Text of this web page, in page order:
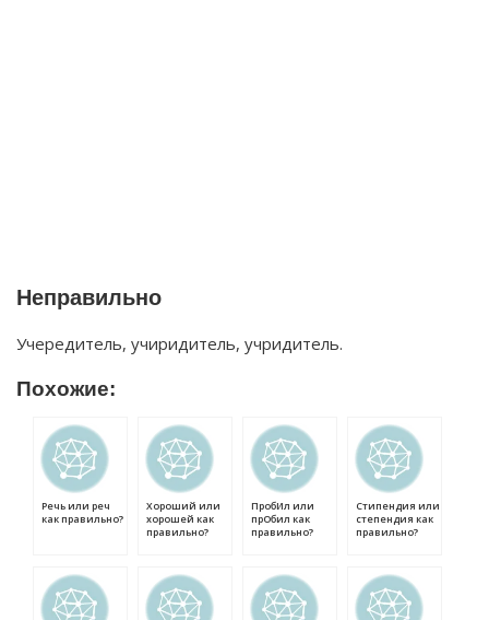
Неправильно
Учередитель, учиридитель, учридитель.
Похожие:
Речь или реч
как правильно?
Хороший или
хорошей как
правильно?
ПробИл или
прОбил как
правильно?
Стипендия или
степендия как
правильно?